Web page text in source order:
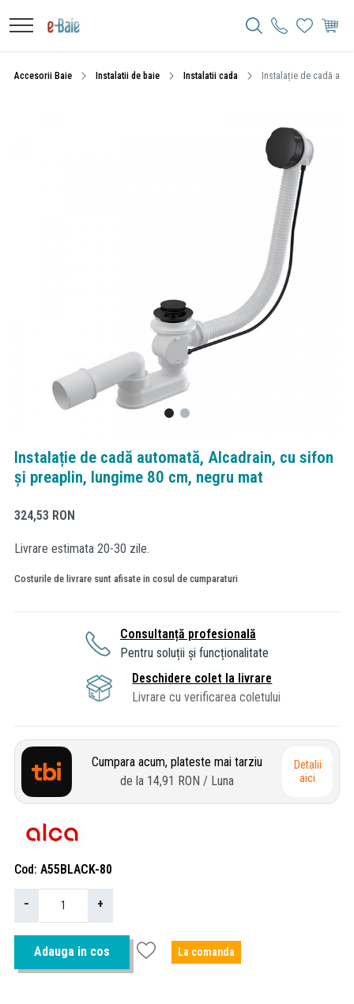
Accesorii Baie Instalatii de baie Instalatii cada Instalație de cadă
Instalație de cadă automată, Alcadrain, cu sifon
și preaplin, lungime 80 cm, negru mat
324,53 RON
Livrare estimata 20-30 zile.
Costurile de livrare sunt afisate in cosul de cumparaturi
Consultanță profesională
Pentru soluții și funcționalitate
Deschidere colet la livrare
Livrare cu verificarea coletului
Cumpara acum, plateste mai tarziu
de la 14,91 RON / Luna
Detalii
aici
Cod A55BLACK-80
− +
Adauga in cos La comanda